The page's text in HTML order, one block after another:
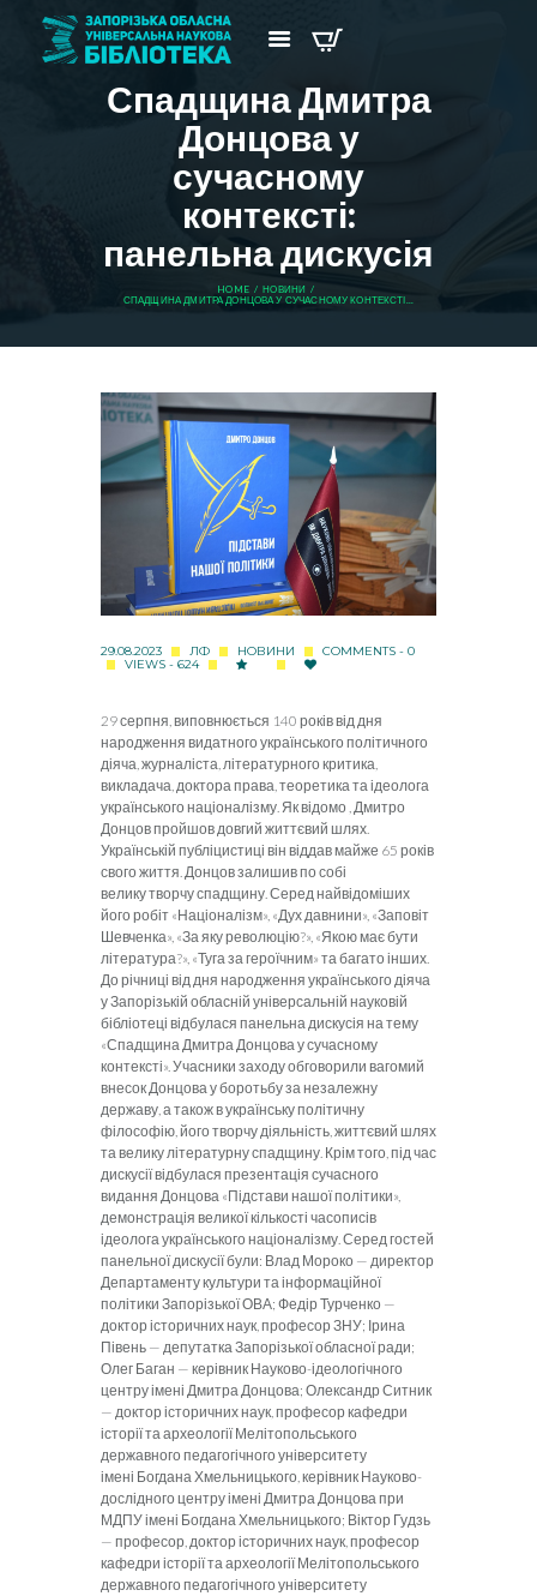
Спадщина Дмитра
Донцова у
сучасному
контексті:
панельна дискусія
HOME
НОВИНИ
СПАДЩИНА ДМИТРА ДОНЦОВА У СУЧАСНОМУ КОНТЕКСТІ...
29.08.2023 ЛФ НОВИНИ
COMMENTS - 0
VIEWS - 624
29 серпня, виповнюється 140 років від дня
народження видатного українського політичного
діяча, журналіста, літературного критика,
викладача, доктора права, теоретика та ідеолога
українського націоналізму. Як відомо , Дмитро
Донцов пройшов довгий життєвий шлях.
Українській публіцистиці він віддав майже 65 років
свого життя. Донцов залишив по собі
велику творчу спадщину. Серед найвідоміших
його робіт «Націоналізм», «Дух давнини», «Заповіт
Шевченка», «За яку революцію?», «Якою має бути
література?», «Туга за героїчним» та багато інших.
До річниці від дня народження українського діяча
у Запорізькій обласній універсальній науковій
бібліотеці відбулася панельна дискусія на тему
«Спадщина Дмитра Донцова у сучасному
контексті». Учасники заходу обговорили вагомий
внесок Донцова у боротьбу за незалежну
державу, а також в українську політичну
філософію, його творчу діяльність, життєвий шлях
та велику літературну спадщину. Крім того, під час
дискусії відбулася презентація сучасного
видання Донцова «Підстави нашої політики»,
демонстрація великої кількості часописів
ідеолога українського націоналізму. Серед гостей
панельної дискусії були: Влад Мороко — директор
Департаменту культури та інформаційної
політики Запорізької ОВА; Федір Турченко —
доктор історичних наук, професор ЗНУ; Ірина
Півень — депутатка Запорізької обласної ради;
Олег Баган — керівник Науково-ідеологічного
центру імені Дмитра Донцова; Олександр Ситник
— доктор історичних наук, професор кафедри
історії та археології Мелітопольського
державного педагогічного університету
імені Богдана Хмельницького, керівник Науково-
дослідного центру імені Дмитра Донцова при
МДПУ імені Богдана Хмельницького; Віктор Гудзь
— професор, доктор історичних наук, професор
кафедри історії та археології Мелітопольського
державного педагогічного університету